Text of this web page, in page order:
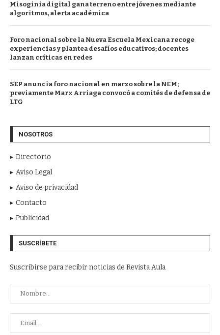
Misoginia digital gana terreno entre jóvenes mediante
algoritmos, alerta académica
Foro nacional sobre la Nueva Escuela Mexicana recoge
experiencias y plantea desafíos educativos; docentes
lanzan críticas en redes
SEP anuncia foro nacional en marzo sobre la NEM;
previamente Marx Arriaga convocó a comités de defensa de
LTG
NOSOTROS
Directorio
Aviso Legal
Aviso de privacidad
Contacto
Publicidad
SUSCRÍBETE
Suscribirse para recibir noticias de Revista Aula